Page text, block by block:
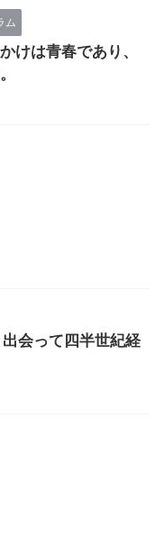
ム
けは青春であり、
会って四半世紀経